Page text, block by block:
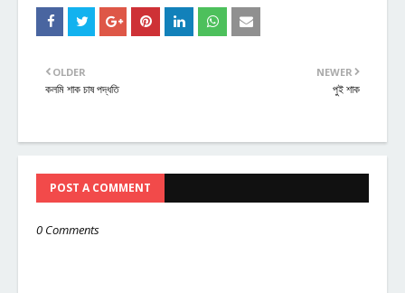
NEWER
পুই শাক
OLDER
কলমি শাক চাষ পদ্ধতি
POST A COMMENT
0 Comments